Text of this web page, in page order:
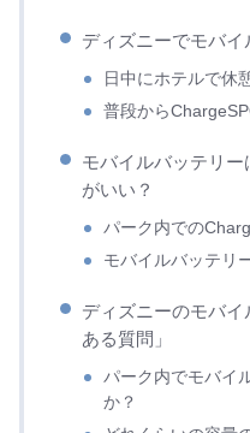
ディズニーでモバ
日中にホテルで休
普段から
モバイルバッテリ
がいい？
パーク内での
モバイルバッテリ
ディズニーのモバイ
ある質問」
パーク内でモバイ
か？